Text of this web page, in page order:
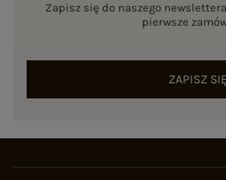
Zapisz się do naszego
pierwsze
ZAPISZ SIĘ